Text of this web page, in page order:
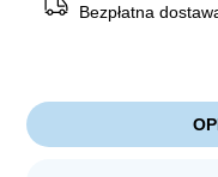
Bezpłatna